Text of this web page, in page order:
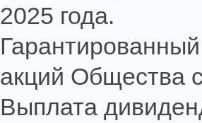
2025 года.
акций Общества
Выплата